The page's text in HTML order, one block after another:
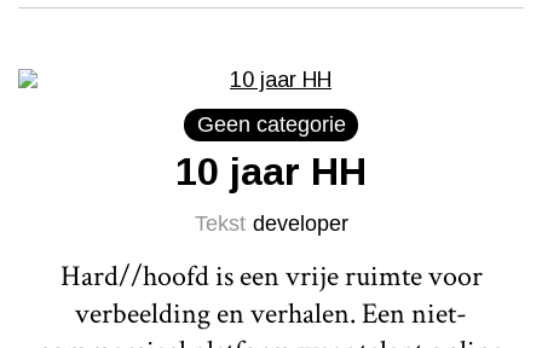
Geen categorie
10 jaar HH
Tekst developer
Hard//hoofd is een vrije ruimte voor
verbeelding en verhalen. Een niet-